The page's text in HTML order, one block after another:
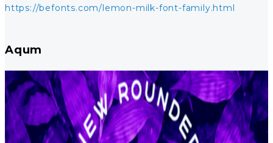
https://befonts.com/lemon-milk-font-family.html
Aqum